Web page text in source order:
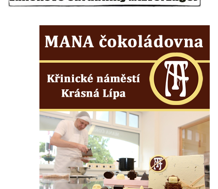
Kašna v zámecké zahradě v Duchcově
Kamenná nádrž na vodu I. na hřbitově ve
Šluknově
Kamenná nádrž na vodu II. na hřbitově ve
Chřibské
Kašna Tritonů na náměstí Republiky v
Olomouci
Studna s kovanou mříží na Velkém náměstí
v Hradci Králové
Kašna se sousoším Vinobraní na náměstí